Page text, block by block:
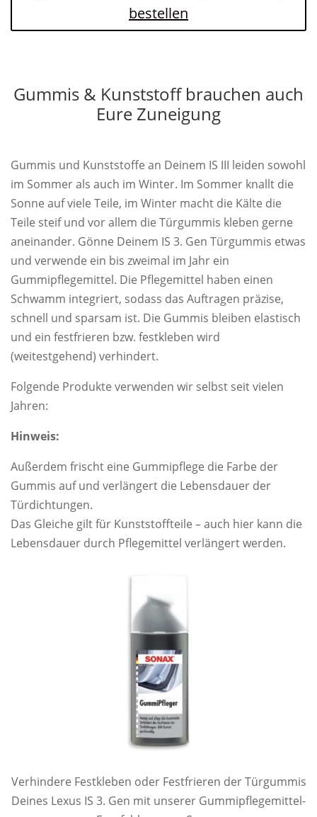
bestellen
Gummis & Kunststoff brauchen auch
Eure Zuneigung
Gummis und Kunststoffe an Deinem IS III leiden sowohl
im Sommer als auch im Winter. Im Sommer knallt die
Sonne auf viele Teile, im Winter macht die Kälte die
Teile steif und vor allem die Türgummis kleben gerne
aneinander. Gönne Deinem IS 3. Gen Türgummis etwas
und verwende ein bis zweimal im Jahr ein
Gummipflegemittel. Die Pflegemittel haben einen
Schwamm integriert, sodass das Auftragen präzise,
schnell und sparsam ist. Die Gummis bleiben elastisch
und ein festfrieren bzw. festkleben wird
(weitestgehend) verhindert.
Folgende Produkte verwenden wir selbst seit vielen
Jahren:
Hinweis:
Außerdem frischt eine Gummipflege die Farbe der
Gummis auf und verlängert die Lebensdauer der
Türdichtungen.
Das Gleiche gilt für Kunststoffteile – auch hier kann die
Lebensdauer durch Pflegemittel verlängert werden.
Verhindere Festkleben oder Festfrieren der Türgummis
Deines Lexus IS 3. Gen mit unserer Gummipflegemittel-